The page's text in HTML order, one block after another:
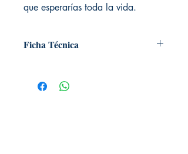
que esperarías toda la vida.
Ficha Técnica
Editorial: Alma editorial
Idioma: Castellano